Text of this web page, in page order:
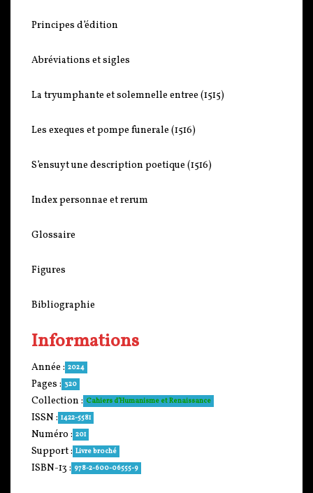
Principes d’édition
Abréviations et sigles
La tryumphante et solemnelle entree (1515)
Les exeques et pompe funerale (1516)
S’ensuyt une description poetique (1516)
Index personnae et rerum
Glossaire
Figures
Bibliographie
Informations
Année : 2024
Pages : 320
Collection : Cahiers d’Humanisme et Renaissance
ISSN : 1422-5581
Numéro : 201
Support : Livre broché
ISBN-13 : 978-2-600-06555-9